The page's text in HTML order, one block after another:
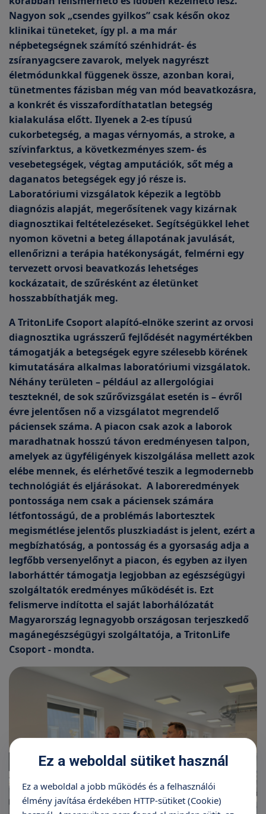
Nagyon sok „csendes gyilkos” csak későn okoz
klinikai tüneteket, így pl. a ma már
népbetegségnek számító szénhidrát- és
zsíranyagcsere zavarok, melyek nagyrészt
életmódunkkal függenek össze, azonban korai,
tünetmentes fázisban még van mód beavatkozásra,
a konkrét és visszafordíthatatlan betegség
kialakulása előtt. Ilyenek a 2-es típusú
cukorbetegség, a magas vérnyomás, a stroke, a
szívinfarktus, a következményes szem- és
vesebetegségek, végtag amputációk, sőt még a
daganatos betegségek egy jó része is.
Laboratóriumi vizsgálatok képezik a legtöbb
diagnózis alapját, megerősítenek vagy kizárnak
diagnosztikai feltételezéseket. Segítségükkel lehet
nyomon követni a beteg állapotának javulását,
ellenőrizni a terápia hatékonyságát, felmérni egy
tervezett orvosi beavatkozás lehetséges
kockázatait, de szűrésként az életünket
hosszabbíthatják meg.
A TritonLife Csoport alapító-elnöke szerint az orvosi
diagnosztika ugrásszerű fejlődését nagymértékben
támogatják a betegségek egyre szélesebb körének
kimutatására alkalmas laboratóriumi vizsgálatok.
Néhány területen – például az allergológiai
teszteknél, de sok szűrővizsgálat esetén is – évről
évre jelentősen nő a vizsgálatot megrendelő
páciensek száma. A piacon csak azok a laborok
maradhatnak hosszú távon eredményesen talpon,
amelyek az ügyféligények kiszolgálása mellett azok
elébe mennek, és elérhetővé teszik a legmodernebb
technológiát és eljárásokat. A laboreredmények
pontossága nem csak a páciensek számára
létfontosságú, de a problémás labortesztek
megismétlése jelentős pluszkiadást is jelent, ezért a
megbízhatóság, a pontosság és a gyorsaság adja a
legfőbb versenyelőnyt a piacon, és egyben az ilyen
laborháttér támogatja legjobban az egészségügyi
szolgáltatók eredményes működését is. Ezt
felismerve indította el saját laborhálózatát
Magyarország legnagyobb országosan terjeszkedő
magánegészségügyi szolgáltatója, a TritonLife
Csoport - mondta.
Ez a weboldal sütiket használ
Ez a weboldal a jobb működés és a felhasználói
élmény javítása érdekében HTTP-sütiket (Cookie)